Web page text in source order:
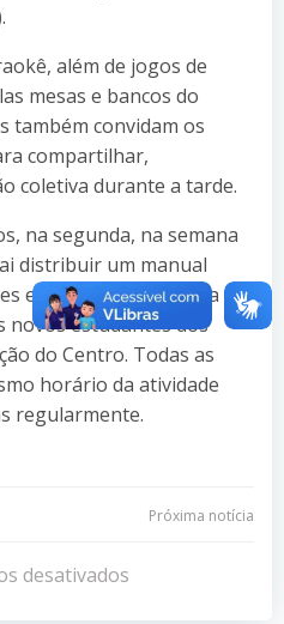
além de jogos de
mesas e bancos do
também convidam os
compartilhar,
coletiva durante a tarde.
na segunda, na semana
distribuir um manual
essenciais para a vida
novos estudantes dos
do Centro. Todas as
horário da atividade
regularmente.
Navegação
de
Próxima notícia
desativados